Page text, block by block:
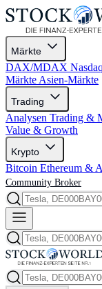
Märkte
DAX/MDAX Nasdaq
Märkte Asien-Märkte
Trading
Analysen Trading &
Value & Growth
Krypto
Bitcoin Ethereum &
Community Broker